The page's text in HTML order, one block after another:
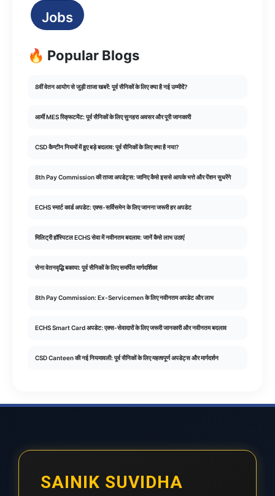
Jobs
🔥 Popular Blogs
8वीं वेतन आयोग से जुड़ी ताजा खबरें: पूर्व सैनिकों के लिए क्या है नई उम्मीदें?
आर्मी MES रिक्रूटमेंट: पूर्व सैनिकों के लिए सुनहरा अवसर और पूरी जानकारी
CSD कैन्टीन नियमों में हुए बड़े बदलाव: पूर्व सैनिकों के लिए क्या है नया?
8th Pay Commission की ताजा अपडेट्स: जानिए कैसे इससे आपके भत्ते और पेंशन सुधरेंगे
ECHS स्मार्ट कार्ड अपडेट: एक्स-सर्विसमेन के लिए जानना जरूरी हर अपडेट
मिलिट्री हॉस्पिटल ECHS सेवा में नवीनतम बदलाव: जानें कैसे लाभ उठाएं
सेना वेतनवृद्धि बकाया: पूर्व सैनिकों के लिए समर्पित मार्गदर्शिका
8th Pay Commission: Ex-Servicemen के लिए नवीनतम अपडेट और लाभ
ECHS Smart Card अपडेट: एक्स-सेवादारों के लिए जरूरी जानकारी और नवीनतम बदलाव
CSD Canteen की नई नियमावली: पूर्व सैनिकों के लिए महत्वपूर्ण अपडेट्स और मार्गदर्शन
SAINIK SUVIDHA